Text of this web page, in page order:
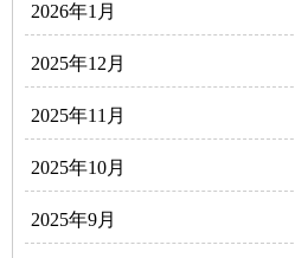
2026年1月
2025年12月
2025年11月
2025年10月
2025年9月